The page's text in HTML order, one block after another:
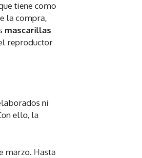
tiene como
la compra,
mascarillas
reproductor
ni
ello, la
marzo. Hasta